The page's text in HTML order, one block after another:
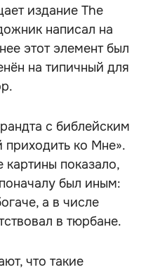
издание The
написал на
этот элемент был
на типичный для
с библейским
ко Мне».
картины показало,
был иным:
а в числе
в тюрбане.
что такие